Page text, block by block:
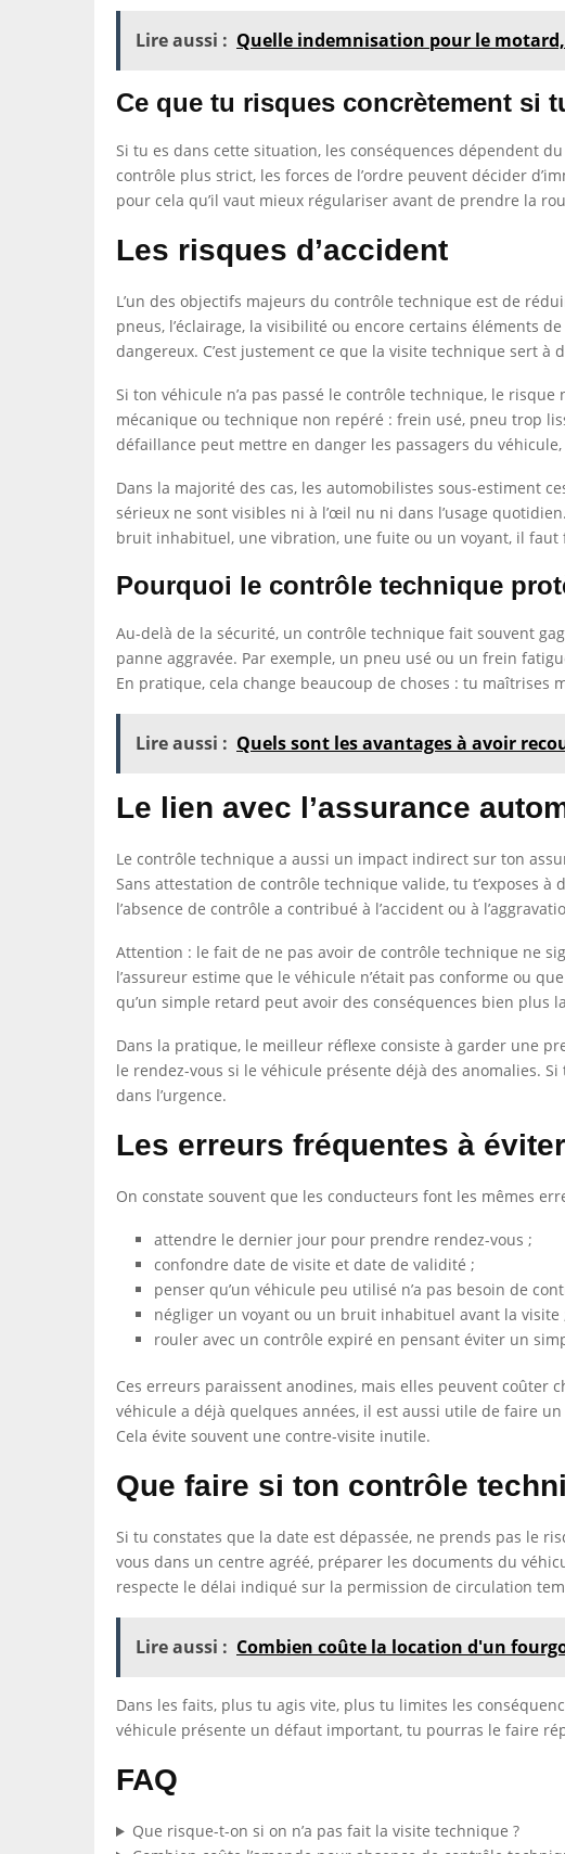
Lire aussi : Quelle indemnisation pour le motard,
Ce que tu risques concrètement si
Si tu es dans cette situation, les conséquences dépendent
contrôle plus strict, les forces de l’ordre peuvent décider
pour cela qu’il vaut mieux régulariser avant de prendre la
Les risques d’accident
L’un des objectifs majeurs du contrôle technique est de
pneus, l’éclairage, la visibilité ou encore certains éléments
dangereux. C’est justement ce que la visite technique sert
Si ton véhicule n’a pas passé le contrôle technique, le
mécanique ou technique non repéré : frein usé, pneu trop
défaillance peut mettre en danger les passagers du
Dans la majorité des cas, les automobilistes sous-estiment
sérieux ne sont visibles ni à l’œil nu ni dans l’usage
bruit inhabituel, une vibration, une fuite ou un voyant, il faut
Pourquoi le contrôle technique
Au-delà de la sécurité, un contrôle technique fait souvent
panne aggravée. Par exemple, un pneu usé ou un frein
En pratique, cela change beaucoup de choses : tu maîtrises
Lire aussi : Quels sont les avantages à avoir
Le lien avec l’assurance
Le contrôle technique a aussi un impact indirect sur ton
Sans attestation de contrôle technique valide, tu t’exposes
l’absence de contrôle a contribué à l’accident ou à
Attention : le fait de ne pas avoir de contrôle technique ne
l’assureur estime que le véhicule n’était pas conforme ou
qu’un simple retard peut avoir des conséquences bien plus
Dans la pratique, le meilleur réflexe consiste à garder une
le rendez-vous si le véhicule présente déjà des anomalies.
dans l’urgence.
Les erreurs fréquentes à éviter
On constate souvent que les conducteurs font les mêmes
attendre le dernier jour pour prendre rendez-vous ;
confondre date de visite et date de validité ;
penser qu’un véhicule peu utilisé n’a pas besoin de
négliger un voyant ou un bruit inhabituel avant la visite
rouler avec un contrôle expiré en pensant éviter un
Ces erreurs paraissent anodines, mais elles peuvent coûter
véhicule a déjà quelques années, il est aussi utile de faire
Cela évite souvent une contre-visite inutile.
Que faire si ton contrôle
Si tu constates que la date est dépassée, ne prends pas le
vous dans un centre agréé, préparer les documents du
respecte le délai indiqué sur la permission de circulation
Lire aussi : Combien coûte la location d'un
Dans les faits, plus tu agis vite, plus tu limites les
véhicule présente un défaut important, tu pourras le faire
FAQ
Que risque-t-on si on n’a pas fait la visite technique ?